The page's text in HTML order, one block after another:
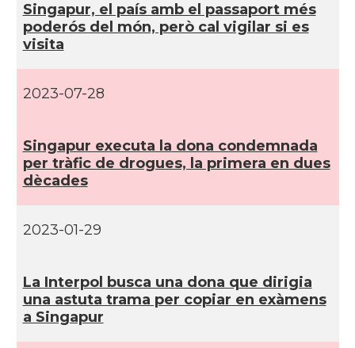
Singapur, el paí­s amb el passaport més
poderós del món, però cal vigilar si es
visita
2023-07-28
Singapur executa la dona condemnada
per tràfic de drogues, la primera en dues
dècades
2023-01-29
La Interpol busca una dona que dirigia
una astuta trama per copiar en exàmens
a Singapur